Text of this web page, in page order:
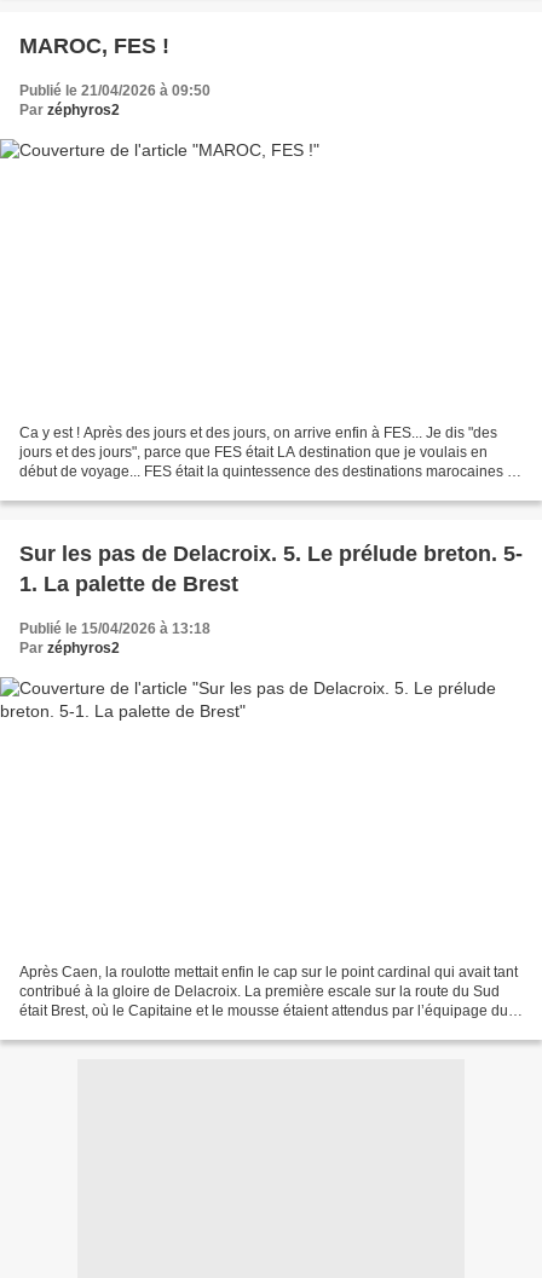
MAROC, FES !
Publié le 21/04/2026 à 09:50
Par zéphyros2
Ca y est ! Après des jours et des jours, on arrive enfin à FES... Je dis "des
jours et des jours", parce que FES était LA destination que je voulais en
début de voyage... FES était la quintessence des destinations marocaines !
Sur les pas de Delacroix. 5. Le prélude breton. 5-
1. La palette de Brest
Publié le 15/04/2026 à 13:18
Par zéphyros2
Après Caen, la roulotte mettait enfin le cap sur le point cardinal qui avait tant
contribué à la gloire de Delacroix. La première escale sur la route du Sud
était Brest, où le Capitaine et le mousse étaient attendus par l’équipage du «